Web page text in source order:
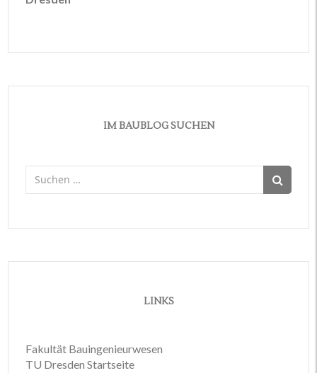
IM BAUBLOG SUCHEN
nach:
LINKS
Fakultät Bauingenieurwesen
TU Dresden Startseite